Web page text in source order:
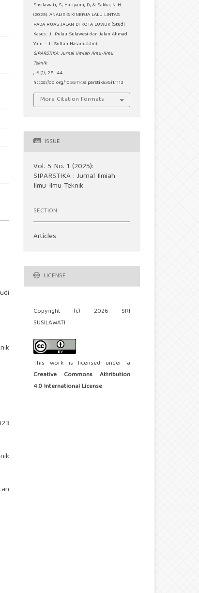
Susilawati, S., Hariyami, D., & Sakka, N. H.
(2025). ANALISIS KINERJA LALU LINTAS
PADA RUAS JALAN DI KOTA LUWUK (Studi
Kasus : Jl. Pulau Sulawesi dan Jalan Ahmad
Yani – Jl. Sultan Hasanuddin).
SIPARSTIKA: Jurnal Ilmiah Ilmu-Ilmu
Teknik
, 5 (1), 28–44.
https://doi.org/10.55114/siparstika.v5i1.1113
More Citation Formats
ISSUE
Vol. 5 No. 1 (2025):
SIPARSTIKA : Jurnal Ilmiah
Ilmu-Ilmu Teknik
SECTION
Articles
LICENSE
Copyright (c) 2026 SRI
SUSILAWATI
This work is licensed under a
Creative Commons Attribution
4.0 International License.